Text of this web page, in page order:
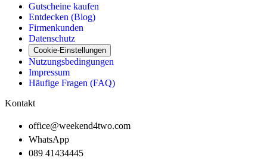
Gutscheine kaufen
Entdecken (Blog)
Firmenkunden
Datenschutz
Cookie-Einstellungen
Nutzungsbedingungen
Impressum
Häufige Fragen (FAQ)
Kontakt
office@weekend4two.com
WhatsApp
089 41434445